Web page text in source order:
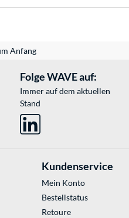
Anfang
Folge WAVE auf:
Immer auf dem aktuellen
Stand
Kundenservice
Mein Konto
Bestellstatus
Retoure